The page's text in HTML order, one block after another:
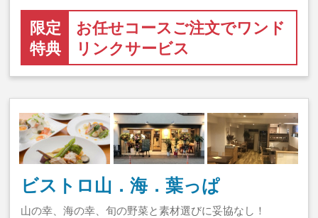
限定
特典
お任せコースご注文でワンド
リンクサービス
ビストロ山．海．葉っぱ
山の幸、海の幸、旬の野菜と素材選びに妥協なし！